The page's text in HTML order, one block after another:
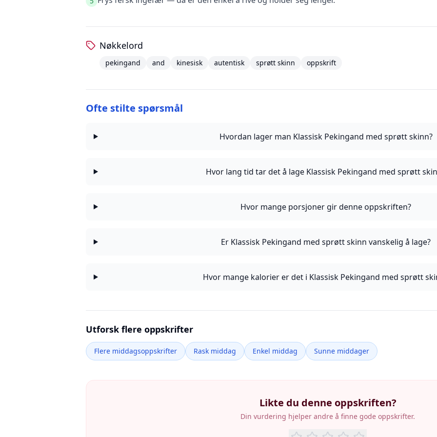
Nøkkelord
pekingand and kinesisk autentisk sprøtt skinn oppskrift
Ofte stilte spørsmål
Hvordan lager man Klassisk Pekingand med sprøtt skinn?
Hvor lang tid tar det å lage Klassisk Pekingand med sprøtt
Hvor mange porsjoner gir denne oppskriften?
Er Klassisk Pekingand med sprøtt skinn vanskelig å lage?
Hvor mange kalorier er det i Klassisk Pekingand med sprøtt
Utforsk flere oppskrifter
Flere middagsoppskrifter Rask middag Enkel middag Sunne middager
Likte du denne oppskriften?
Din vurdering hjelper andre å finne gode oppskrifter.